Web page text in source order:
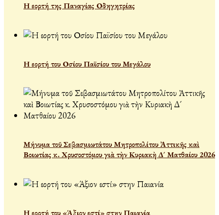
Η εορτή της Παναγίας Οδηγητρίας
Η εορτή του Οσίου Παϊσίου του Μεγάλου
Μήνυμα τοῦ Σεβασμιωτάτου Μητροπολίτου Ἀττικῆς καὶ
Βοιωτίας κ. Χρυσοστόμου γιὰ τὴν Κυριακὴ Δ´ Ματθαίου 2026
Η εορτή του «Άξιον εστί» στην Παιανία